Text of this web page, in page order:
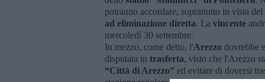
potranno accordare, soprattutto in vista
ad eliminazione diretta. La vincente
mercoledì 30 settembre.
In mezzo, come detto, l'Arezzo dovrebbe
disputata in trasferta, visto che l'Arezzo
“Città di Arezzo” ed evitare di doversi